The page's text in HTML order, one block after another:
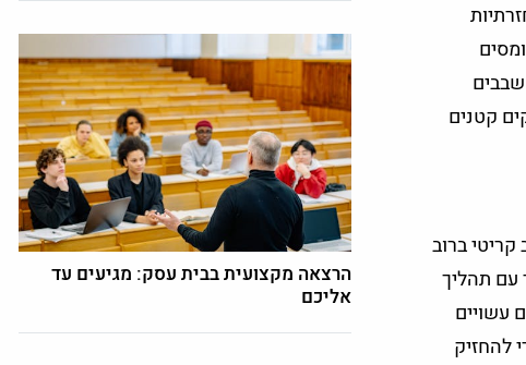
קטנים
ברוב
עם תהליך
עשויים
להחזיק
הרצאה מקצועית בבית עסק: מגיעים עד
אליכם